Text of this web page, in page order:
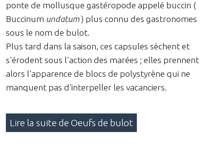
ponte de mollusque gastéropode appelé buccin (
Buccinum undatum) plus connu des gastronomes
sous le nom de bulot.
Plus tard dans la saison, ces capsules sèchent et
s'érodent sous l'action des marées ; elles prennent
alors l'apparence de blocs de polystyrène qui ne
manquent pas d'interpeller les vacanciers.
Lire la suite de Oeufs de bulot